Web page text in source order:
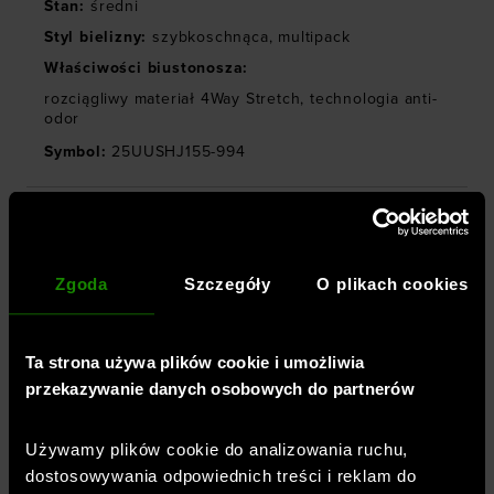
Zgoda Szczegóły O plikach cookies
Ta strona używa plików cookie i umożliwia
przekazywanie danych osobowych do partnerów
Używamy plików cookie do analizowania ruchu,
dostosowywania odpowiednich treści i reklam do
Stan: średni
Styl bielizny: szybkoschnąca, multipack
Właściwości biustonosza:
rozciągliwy materiał 4Way Stretch, technologia anti-
odor
Symbol: 25UUSHJ155-994
OPINIE
DOSTAWA
ZWROTY I REKLAMACJE